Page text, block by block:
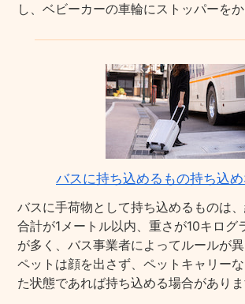
し、ベビーカーの車輪にストッパーをか
バスに持ち込めるもの持ち込
バスに手荷物として持ち込めるものは
合計が1メートル以内、重さが10キログ
が多く、バス事業者によってルールが異
ペットは顔を出さず、ペットキャリー
た状態であれば持ち込める場合がありま